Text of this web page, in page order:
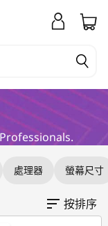
處理器 螢幕尺寸
按排序